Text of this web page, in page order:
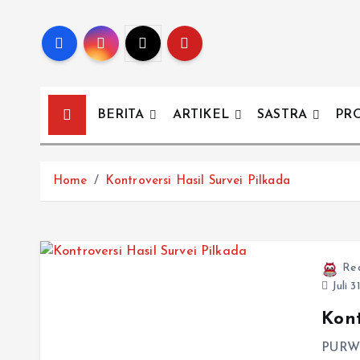
BERITA ARTIKEL SASTRA
Home Kontroversi Hasil Survei Pilkada
Juli